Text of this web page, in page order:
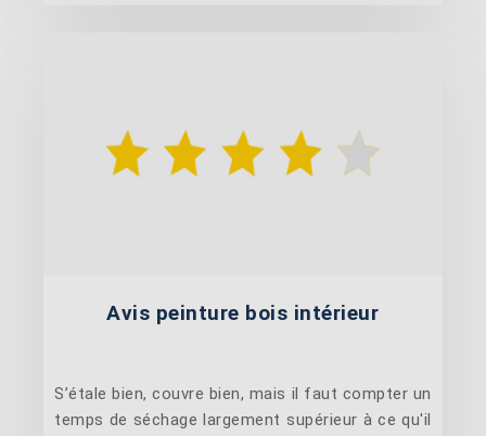
Avis peinture bois intérieur
S’étale bien, couvre bien, mais il faut compter un
temps de séchage largement supérieur à ce qu'il